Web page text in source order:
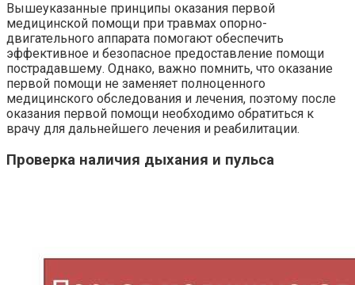
Вышеуказанные принципы оказания первой
медицинской помощи при травмах опорно-
двигательного аппарата помогают обеспечить
эффективное и безопасное предоставление помощи
пострадавшему. Однако, важно помнить, что оказание
первой помощи не заменяет полноценного
медицинского обследования и лечения, поэтому после
оказания первой помощи необходимо обратиться к
врачу для дальнейшего лечения и реабилитации.
Проверка наличия дыхания и пульса